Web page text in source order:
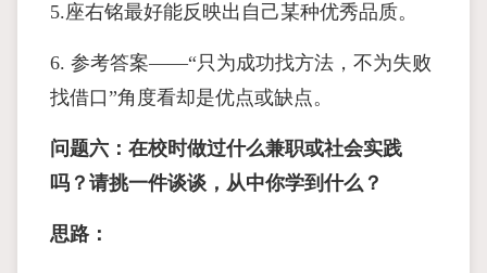
5.座右铭最好能反映出自己某种优秀品质。
6. 参考答案——“只为成功找方法，不为失败
找借口”角度看却是优点或缺点。
问题六：在校时做过什么兼职或社会实践
吗？请挑一件谈谈，从中你学到什么？
思路：